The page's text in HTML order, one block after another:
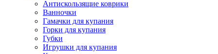
Антискользящие коврики
Ванночки
Гамачки для купания
Горки для купания
Губки
Игрушки для купания